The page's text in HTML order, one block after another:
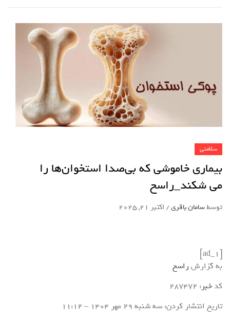
سلامتی
بیماری خاموشی که بی‌صدا استخوان‌ها را
می شکند_راسخ
توسطسامان باقری/ اکتبر 21, 2025
[ad_1]
به گزارش راسخ
کدخبر: 287472
تاریخ انتشار کردن: سه شنبه 29 مهر 1404 – 11:12